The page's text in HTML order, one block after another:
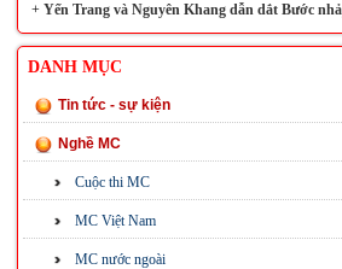
+Yến Trang và Nguyên Khang dẫn dắt Bước
DANH MỤC
Tin tức - sự kiện
Nghề MC
Cuộc thi MC
MC Việt Nam
MC nước ngoài